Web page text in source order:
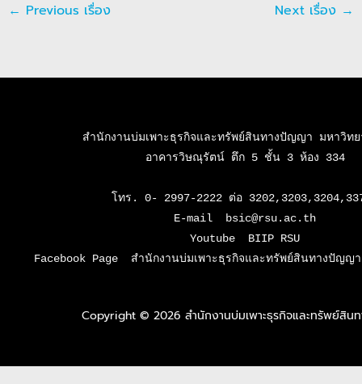
← Previous เรื่อง Next เรื่อง →
สำนักงานบ่มเพาะธุรกิจและทรัพย์สินทางปัญญา มหาวิทย
อาคารวิษณุรัตน์ ตึก 5 ชั้น 3 ห้อง 334
โทร. 0- 2997-2222 ต่อ
E-mail  bsic@rsu.ac.th
Youtube  BIIP RSU
Facebook Page  สำนักงานบ่มเพาะธุรกิจและทรัพย์สินทางปัญญ
Copyright © 2026 สำนักงานบ่มเพาะธุรกิจและทรัพย์สิ